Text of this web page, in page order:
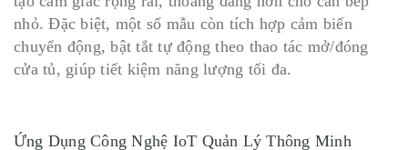
nhỏ. Đặc biệt, một số mẫu còn tích hợp cảm biến
chuyển động, bật tắt tự động theo thao tác mở/đóng
cửa tủ, giúp tiết kiệm năng lượng tối đa.
Ứng Dụng Công Nghệ IoT Quản Lý Thông Minh